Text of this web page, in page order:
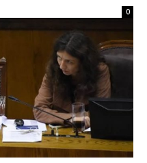
0